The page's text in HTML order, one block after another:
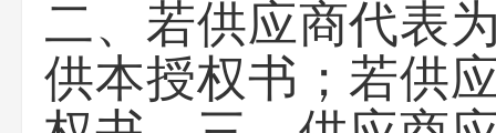
二、若供应商代表
供本授权书；若供